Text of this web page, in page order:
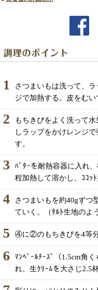
1
さつまいもは洗って、
ジで加熱する。皮をむい
2
もちきびをよく洗って
しラップをかけレンジ
す。
3
ﾊﾞﾀｰを耐熱容器に入れ
程加熱して溶かし、ｺｺｯ
4
さつまいもを約40gずつ
ていく。（ﾀﾙﾄ生地のよ
5 ④に②のもちきびを4等分
6
ﾏﾝﾍﾞｰﾙﾁｰｽﾞ（1.5cm角
れ、生ｸﾘｰﾑを大さじ2.5